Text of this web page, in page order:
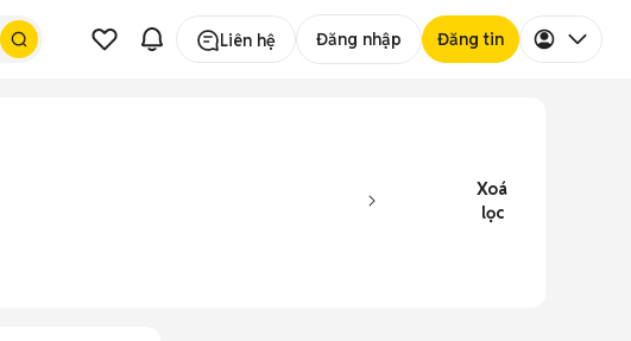
Liên hệ Đăng nhập Đăng tin
Xoá
lọc